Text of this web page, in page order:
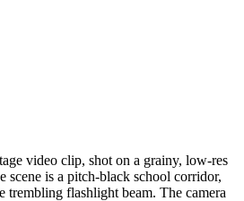
video clip, shot on a grainy, low-res
scene is a pitch-black school corridor,
trembling flashlight beam. The camera